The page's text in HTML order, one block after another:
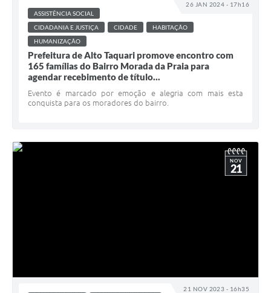
26 JAN 2024 - 17h16
ASSISTÊNCIA SOCIAL
CIDADANIA E JUSTIÇA
CIDADE
HABITAÇÃO
HUMANIZAÇÃO
Prefeitura de Alto Taquari promove encontro com
165 famílias do Bairro Morada da Praia para
agendar recebimento de título...
Evento é marcado por emoção e alegria com mais esta
conquista para os moradores do bairro.
21 NOV 2023 - 16h35
NOV
21